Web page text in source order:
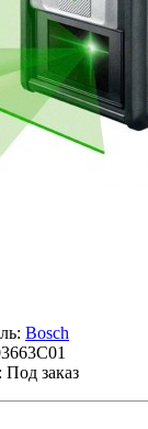
Bosch
Под заказ